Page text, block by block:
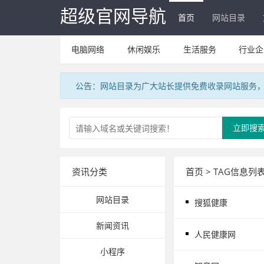
超级官网导航 首页 网站目录
电脑网络 休闲娱乐 生活服务 行业
公告：网站目录为广大站长提供免费收录网站服务
立即搜
资讯分类
网站目录
新闻资讯
小程序
首页 > TAG信息列
搜狐健康
人民健康网